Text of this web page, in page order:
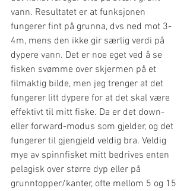
vann. Resultatet er at funksjonen
fungerer fint på grunna, dvs ned mot 3-
4m, mens den ikke gir særlig verdi på
dypere vann. Det er noe eget ved å se
fisken svømme over skjermen på et
filmaktig bilde, men jeg trenger at det
fungerer litt dypere for at det skal være
effektivt til mitt fiske. Da er det down-
eller forward-modus som gjelder, og det
fungerer til gjengjeld veldig bra. Veldig
mye av spinnfisket mitt bedrives enten
pelagisk over større dyp eller på
grunntopper/kanter, ofte mellom 5 og 15